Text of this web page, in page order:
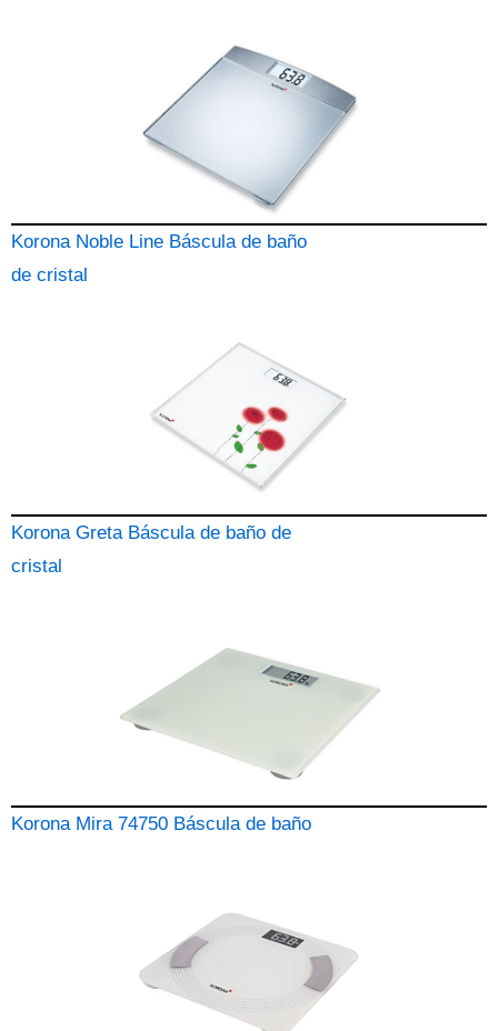
Korona Noble Line Báscula de baño
de cristal
Korona Greta Báscula de baño de
cristal
Korona Mira 74750 Báscula de baño